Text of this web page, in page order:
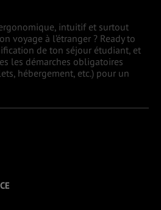
intuitif et surtout
voyage à l’étranger ? Ready to
de ton séjour étudiant, et
les démarches obligatoires
hébergement, etc.) pour un